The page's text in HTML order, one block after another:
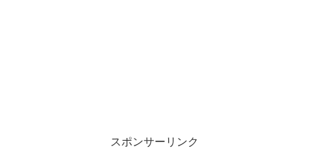
スポンサーリンク